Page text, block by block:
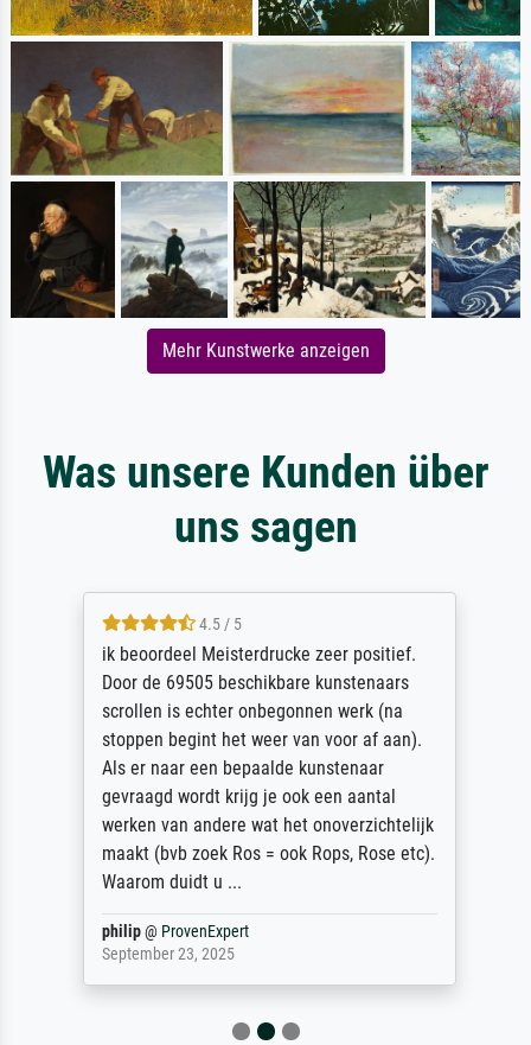
Mehr Kunstwerke anzeigen
Was unsere Kunden über
uns sagen
4.5 / 5
ik beoordeel Meisterdrucke zeer positief.
Door de 69505 beschikbare kunstenaars
scrollen is echter onbegonnen werk (na
stoppen begint het weer van voor af aan).
Als er naar een bepaalde kunstenaar
gevraagd wordt krijg je ook een aantal
werken van andere wat het onoverzichtelijk
maakt (bvb zoek Ros = ook Rops, Rose etc).
Waarom duidt u ...
philip@ ProvenExpert
September 23, 2025